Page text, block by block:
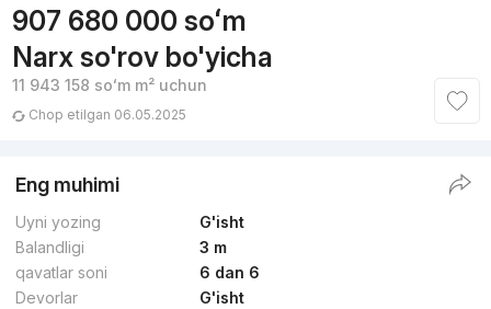
907 680 000 soʻm
Narx so'rov bo'yicha
11 943 158 soʻmm² uchun
Chop etilgan 06.05.2025
Eng muhimi
Uyni yozing
G'isht
Balandligi
3 m
qavatlar soni
6 dan 6
Devorlar
G'isht